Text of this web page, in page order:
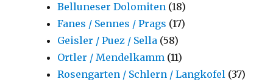
Belluneser Dolomiten (18)
Fanes / Sennes / Prags (17)
Geisler / Puez / Sella (58)
Ortler / Mendelkamm (11)
Rosengarten / Schlern / Langkofel (37)